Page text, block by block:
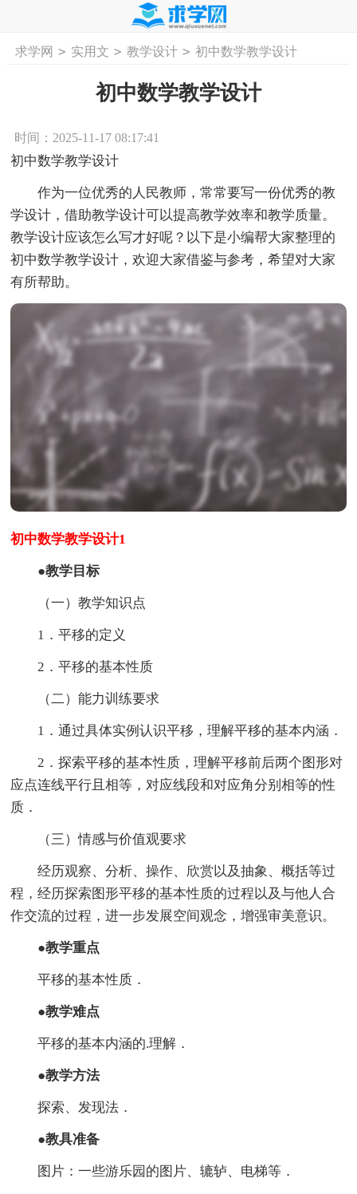
首页 工作计划 活动计划 学习计划
求学网 > 实用文 > 教学设计 > 初中数学教学设计
初中数学教学设计
时间：2025-11-17 08:17:41
初中数学教学设计
作为一位优秀的人民教师，常常要写一份优秀的教
学设计，借助教学设计可以提高教学效率和教学质量。
教学设计应该怎么写才好呢？以下是小编帮大家整理的
初中数学教学设计，欢迎大家借鉴与参考，希望对大家
有所帮助。
初中数学教学设计1
●教学目标
（一）教学知识点
1．平移的定义
2．平移的基本性质
（二）能力训练要求
1．通过具体实例认识平移，理解平移的基本内涵．
2．探索平移的基本性质，理解平移前后两个图形对
应点连线平行且相等，对应线段和对应角分别相等的性
质．
（三）情感与价值观要求
经历观察、分析、操作、欣赏以及抽象、概括等过
程，经历探索图形平移的基本性质的过程以及与他人合
作交流的过程，进一步发展空间观念，增强审美意识。
●教学重点
平移的基本性质．
●教学难点
平移的基本内涵的.理解．
●教学方法
探索、发现法．
●教具准备
图片：一些游乐园的图片、辘轳、电梯等．